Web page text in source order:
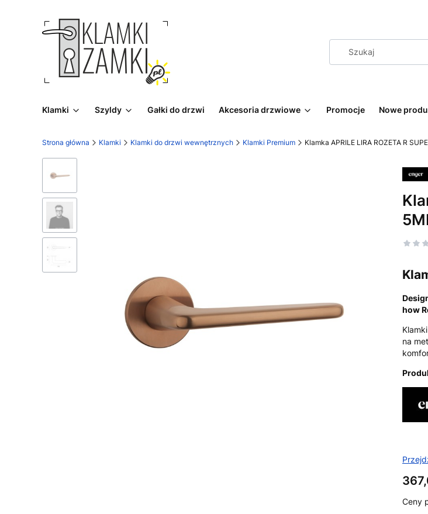
Klamki Szyldy Gałki do drzwi Akcesoria drzwiowe Promocje Nowe
Strona główna Klamki Klamki do drzwi wewnętrznych Klamki Premium Klamka APRILE LIRA ROZETA R
how
na
Ceny